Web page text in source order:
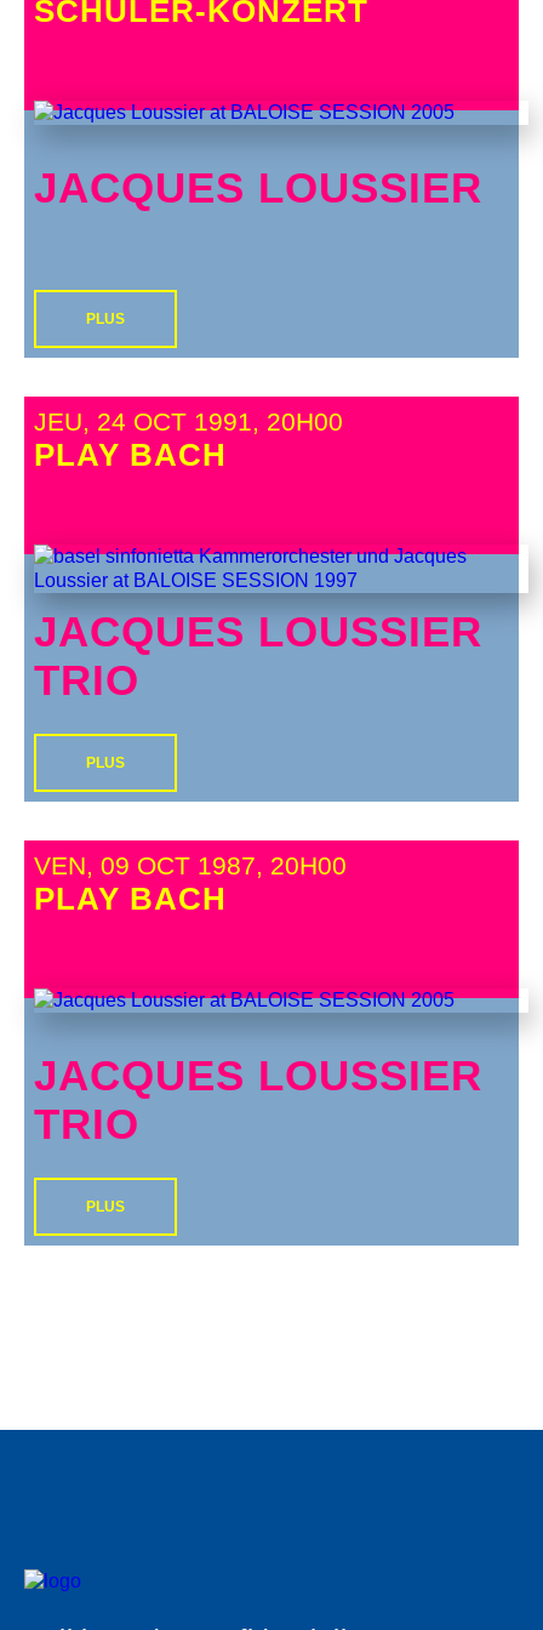
SCHÜLER-KONZERT
JACQUES LOUSSIER
PLUS
JEU, 24 OCT 1991, 20H00
PLAY BACH
JACQUES LOUSSIER
TRIO
PLUS
VEN, 09 OCT 1987, 20H00
PLAY BACH
JACQUES LOUSSIER
TRIO
PLUS